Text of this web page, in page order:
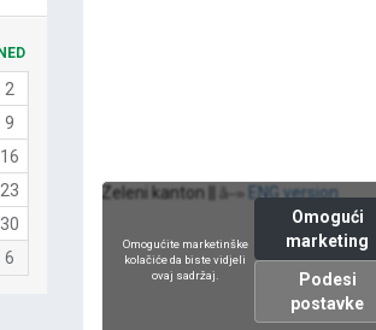
NED
2
9
16
23
30
6
Omogućite marketinške
kolačiće da biste vidjeli
ovaj sadržaj.
Omogući
marketing
Podesi
postavke
Zeleni kanton || â–» ENG version